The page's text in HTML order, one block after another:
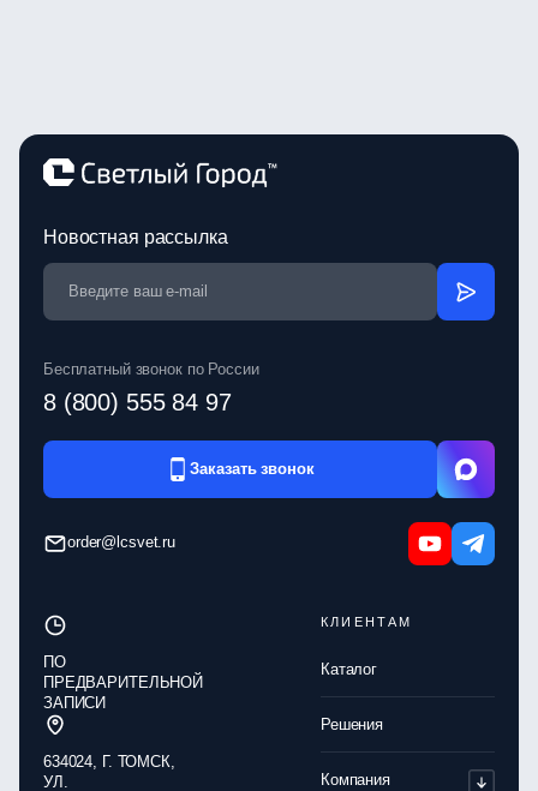
Новостная рассылка
Бесплатный звонок по России
8 (800) 555 84 97
Заказать звонок
order@lcsvet.ru
КЛИЕНТАМ
Каталог
Решения
Компания
ПО
ПРЕДВАРИТЕЛЬНОЙ
ЗАПИСИ
634024, Г. ТОМСК,
УЛ.